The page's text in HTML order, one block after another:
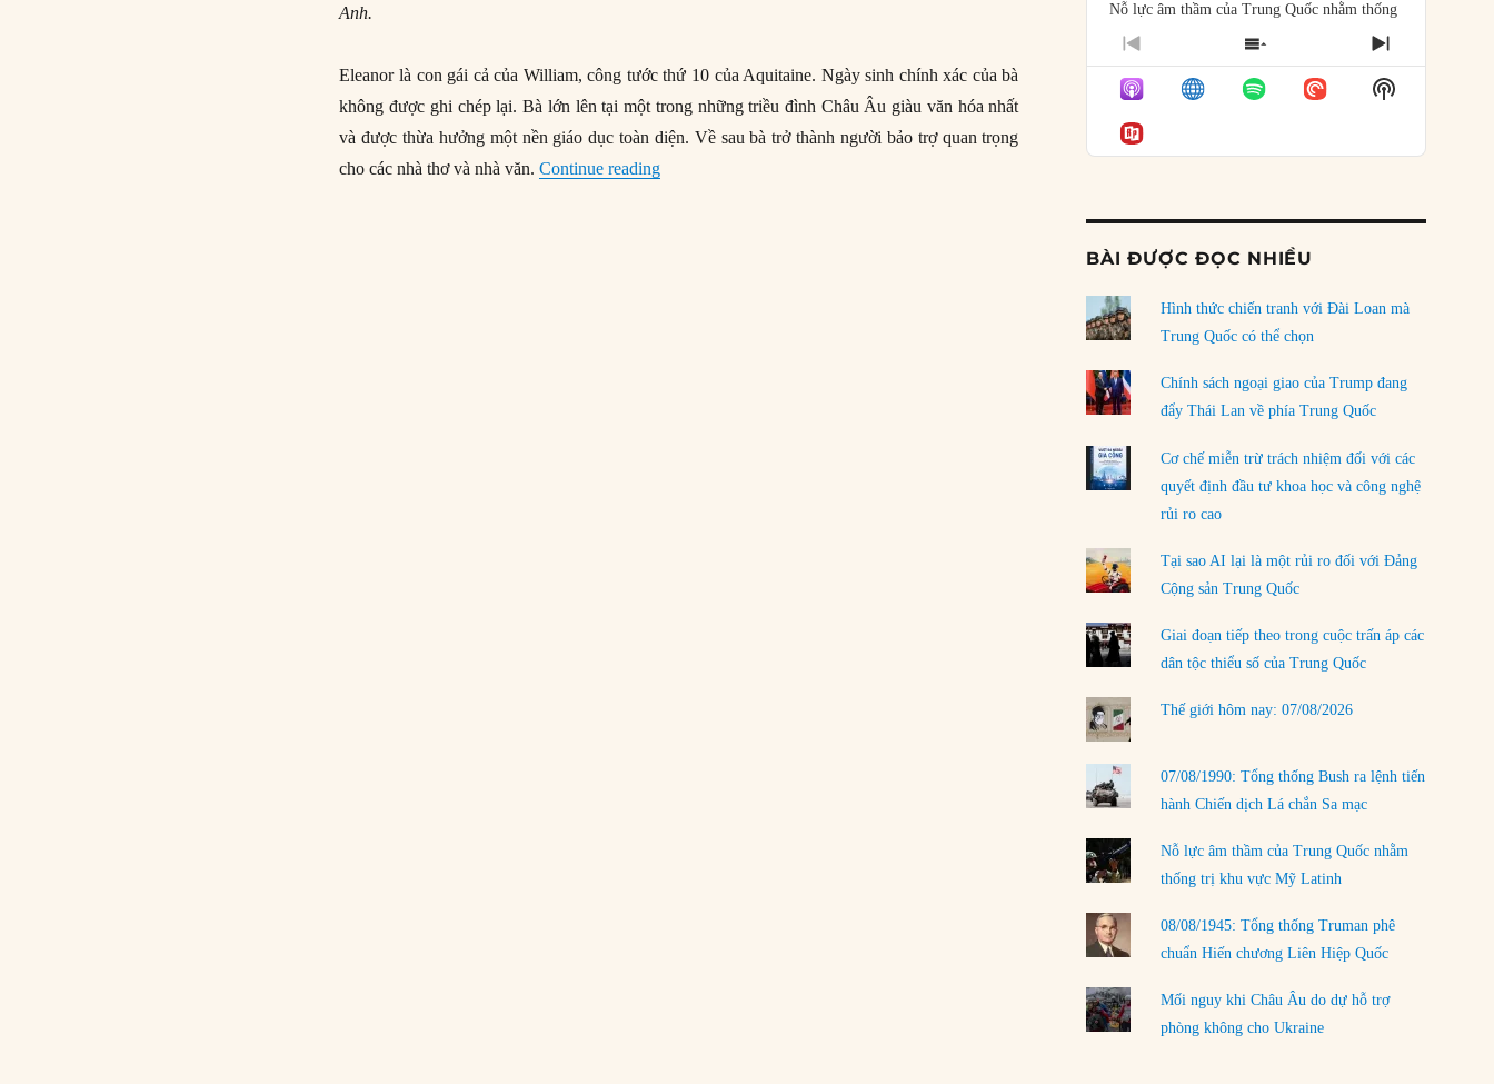
Anh.
Eleanor là con gái cả của William, công tước thứ 10 của Aquitaine. Ngày sinh chính xác của bà
không được ghi chép lại. Bà lớn lên tại một trong những triều đình Châu Âu giàu văn hóa nhất
và được thừa hưởng một nền giáo dục toàn diện. Về sau bà trở thành người bảo trợ quan trọng
cho các nhà thơ và nhà văn.Continue reading“Eleanor – Nữ hoàng quyền lực của Pháp và Anh”
Nỗ lực âm thầm của Trung Quốc nhằm thống
trị khu vực Mỹ Latinh
Nợ cho kẻ mộng mơ: Vốn vay chính sách và
giới hạn của việc cho startup vay vốn
05/08/2026
của phe cánh hữu mới
Ngoại trưởng Nhật Bản?
04/08/2026
Điểm mù chiến lược của Trump tại Thái Bình
Dương
Đặt cược vào thất bại: Các quỹ đầu tư mạo
hiểm quốc gia và khía cạnh chính trị của vốn
Làm thế nào để kết thúc Chiến tranh Iran?
LOAD MORE
PREVIOUS
EPISODE
SHOW
EPISODES
LIST
NEXT
EPISODE
Show
Podcast
BÀI ĐƯỢC ĐỌC NHIỀU
Hình thức chiến tranh với Đài Loan mà
Trung Quốc có thể chọn
Chính sách ngoại giao của Trump đang
đẩy Thái Lan về phía Trung Quốc
Cơ chế miễn trừ trách nhiệm đối với các
quyết định đầu tư khoa học và công nghệ
rủi ro cao
Tại sao AI lại là một rủi ro đối với Đảng
Cộng sản Trung Quốc
Giai đoạn tiếp theo trong cuộc trấn áp các
dân tộc thiểu số của Trung Quốc
Thế giới hôm nay: 07/08/2026
07/08/1990: Tổng thống Bush ra lệnh tiến
hành Chiến dịch Lá chắn Sa mạc
Nỗ lực âm thầm của Trung Quốc nhằm
thống trị khu vực Mỹ Latinh
08/08/1945: Tổng thống Truman phê
chuẩn Hiến chương Liên Hiệp Quốc
Mối nguy khi Châu Âu do dự hỗ trợ
phòng không cho Ukraine